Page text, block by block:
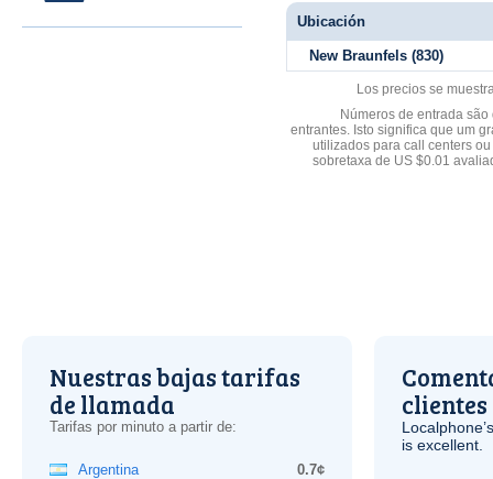
Ubicación
New Braunfels (830)
Los precios se
Números de entrada
entrantes. Isto significa que um
utilizados para call centers
sobretaxa de US $0.01
Nuestras bajas tarifas
de llamada
Tarifas por minuto a partir de:
Argentina
0.7¢
clientes
is excellent.